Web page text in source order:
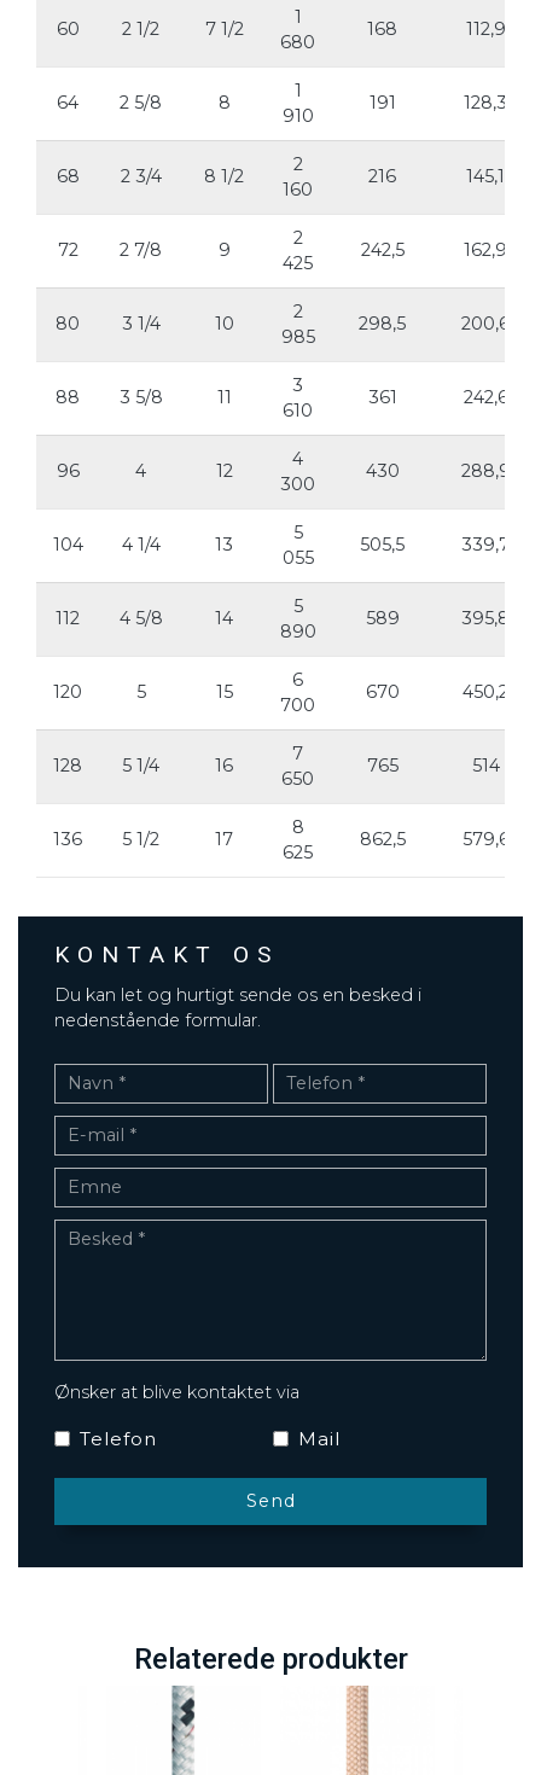
60 2 1/2 7 1/2
1
680
168 112,9
64 2 5/8 8
1
910
191 128,3
68 2 3/4 8 1/2
2
160
216 145,1
72 2 7/8 9
2
425
242,5 162,9
80 3 1/4 10
2
985
298,5 200,6
88 3 5/8 11
3
610
361 242,6
96 4 12
4
300
430 288,9
104 4 1/4 13
5
055
505,5 339,7
112 4 5/8 14
5
890
589 395,8
120 5 15
6
700
670 450,2
128 5 1/4 16
7
650
765 514
136 5 1/2 17
8
625
862,5 579,6
KONTAKT OS
Du kan let og hurtigt sende os en besked i
nedenstående formular.
Ønsker at blive kontaktet via
Mail
Telefon
Relaterede produkter